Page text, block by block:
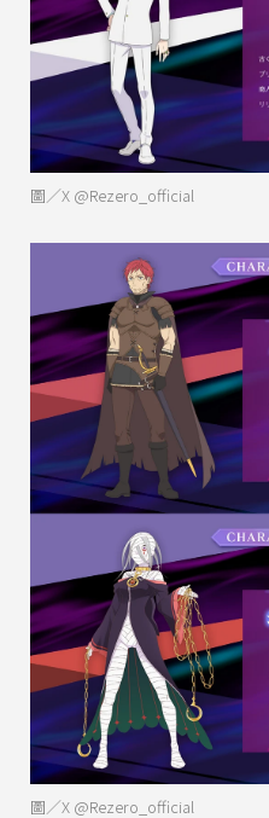
圖／X @Rezero_official
圖／X @Rezero_official